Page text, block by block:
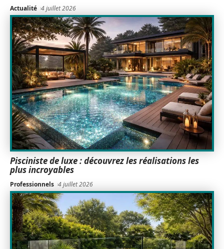
Actualité 4 juillet 2026
Pisciniste de luxe : découvrez les réalisations les
plus incroyables
Professionnels 4 juillet 2026